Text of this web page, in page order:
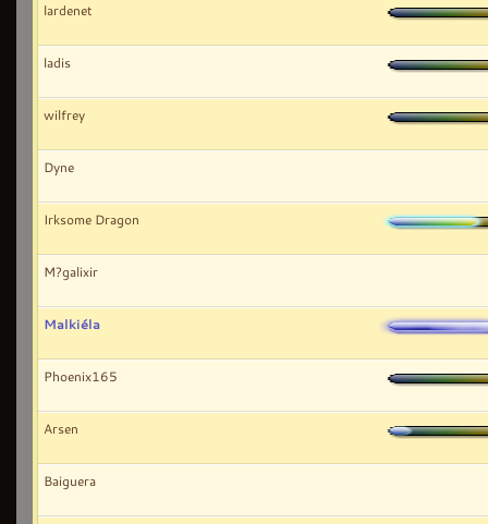
lardenet
ladis
wilfrey
Dyne
Irksome Dragon
M?galixir
Malkiéla
Phoenix165
Arsen
Baiguera